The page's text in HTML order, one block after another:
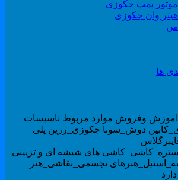
پمپ جکوزی
وان جکوزی
وفروش موارد مربوط تاسیسات
دوش_سونا جکوزی_رزین پلی
های شیشه ای و تزیینی
تجسمی_نقاشی_هنر